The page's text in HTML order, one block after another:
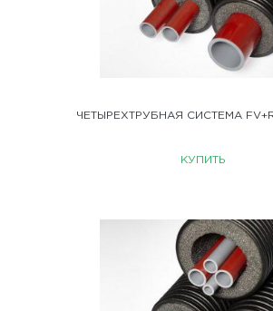
ЧЕТЫРЕХТРУБНАЯ СИСТЕМА
КУПИТЬ